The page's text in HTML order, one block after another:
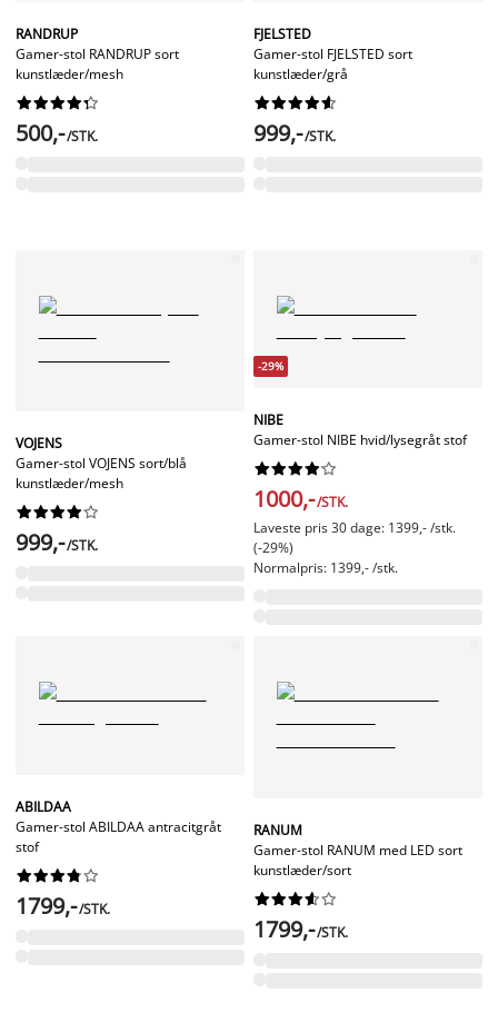
RANDRUP
Gamer-stol RANDRUP sort
kunstlæder/mesh






500,-/STK.
FJELSTED
Gamer-stol FJELSTED sort
kunstlæder/grå






999,-/STK.
VOJENS
Gamer-stol VOJENS sort/blå
kunstlæder/mesh






999,-/STK.
-29%
NIBE
Gamer-stol NIBE hvid/lysegråt stof






1000,-/STK.
Laveste pris 30 dage: 1399,- /stk.
(-29%)
Normalpris: 1399,- /stk.
ABILDAA
Gamer-stol ABILDAA antracitgråt
stof






1799,-/STK.
RANUM
Gamer-stol RANUM med LED sort
kunstlæder/sort






1799,-/STK.